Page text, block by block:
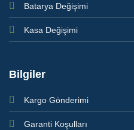
Batarya Değişimi
Kasa Değişimi
Bilgiler
Kargo Gönderimi
Garanti Koşulları